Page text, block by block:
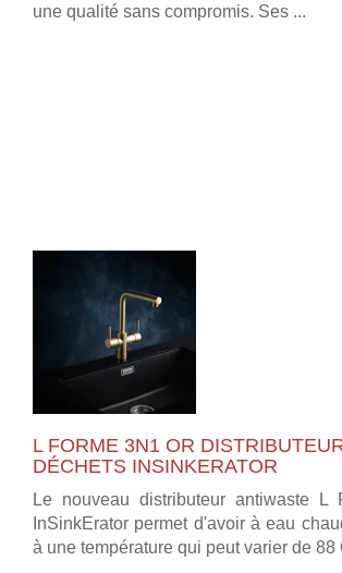
une qualité sans compromis. Ses ...
L FORME 3N1 OR
DÉCHETS INSINKERATOR
Le nouveau distributeur antiwaste L
InSinkErator permet d'avoir à eau
à une température qui peut varier de 88